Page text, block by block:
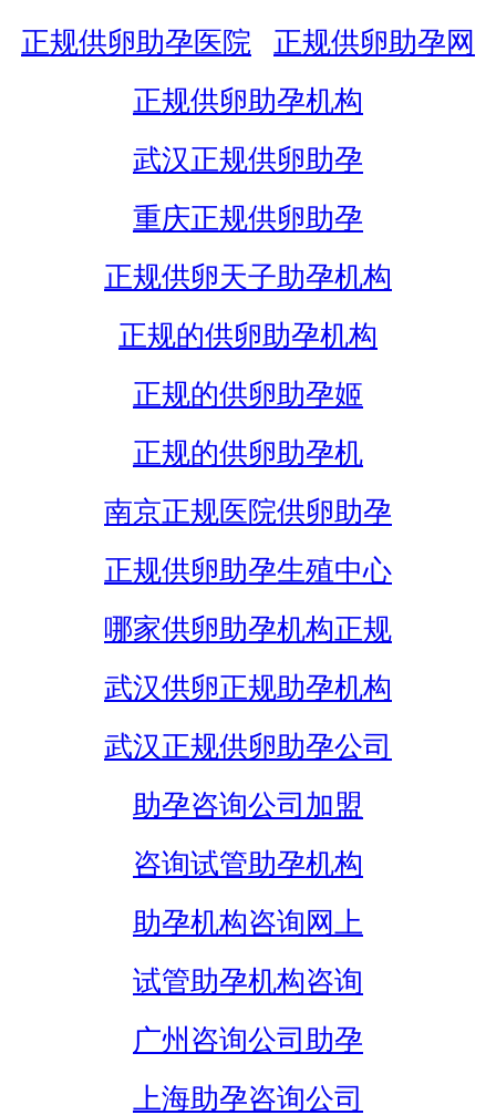
正规供卵助孕医院
正规供卵助孕网
正规供卵助孕机构
武汉正规供卵助孕
重庆正规供卵助孕
正规供卵天子助孕机构
正规的供卵助孕机构
正规的供卵助孕姬
正规的供卵助孕机
南京正规医院供卵助孕
正规供卵助孕生殖中心
哪家供卵助孕机构正规
武汉供卵正规助孕机构
武汉正规供卵助孕公司
助孕咨询公司加盟
咨询试管助孕机构
助孕机构咨询网上
试管助孕机构咨询
广州咨询公司助孕
上海助孕咨询公司